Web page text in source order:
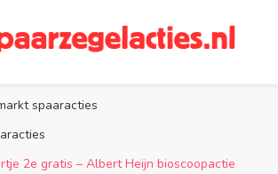
spaaracties
2e gratis – Albert Heijn bioscoopactie